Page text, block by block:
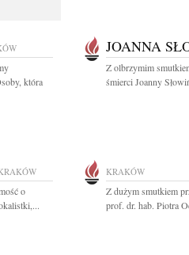
która
JOANNA
Z olbrzymim
śmierci Joanny
o
KRAKÓW
Z dużym smutkiem
prof. dr. hab. Piotra